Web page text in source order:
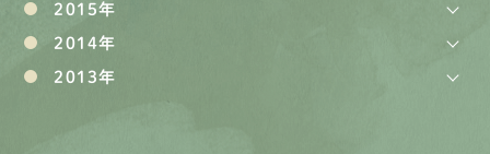
2015年
2014年
2013年